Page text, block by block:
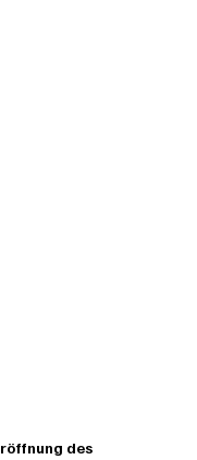
des